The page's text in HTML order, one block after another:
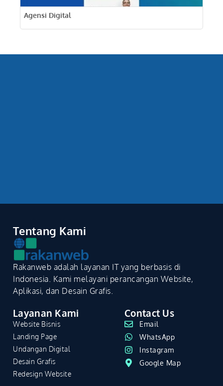
Agensi Digital
Tentang Kami
Rakanweb adalah layanan IT yang berbasis di
Indonesia. Kami melayani perancangan Website,
Aplikasi, dan Desain Grafis.
Layanan Kami
Website Bisnis
Landing Page
Undangan Digital
Desain Grafis
Redesign Website
Contact Us
Email
WhatsApp
Instagram
Google Map